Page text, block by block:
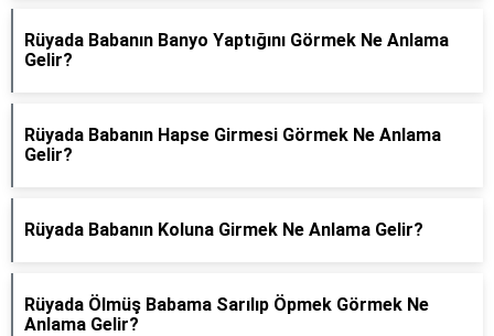
Rüyada Babanın Banyo Yaptığını Görmek Ne Anlama
Gelir?
Rüyada Babanın Hapse Girmesi Görmek Ne Anlama
Gelir?
Rüyada Babanın Koluna Girmek Ne Anlama Gelir?
Rüyada Ölmüş Babama Sarılıp Öpmek Görmek Ne
Anlama Gelir?